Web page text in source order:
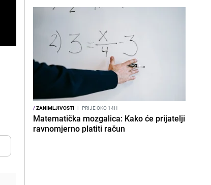
/ZANIMLJIVOSTI I PRIJE OKO 14H
Matematička mozgalica: Kako će prijatelji
ravnomjerno platiti račun